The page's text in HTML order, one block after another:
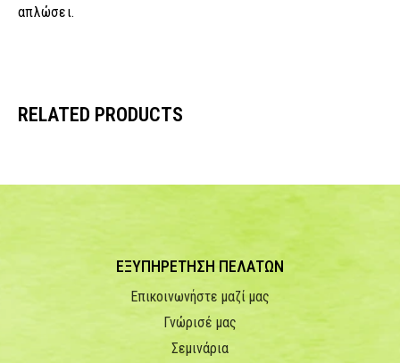
απλώσει.
RELATED PRODUCTS
ΕΞΥΠΗΡΕΤΗΣΗ ΠΕΛΑΤΩΝ
Επικοινωνήστε μαζί μας
Γνώρισέ μας
Σεμινάρια